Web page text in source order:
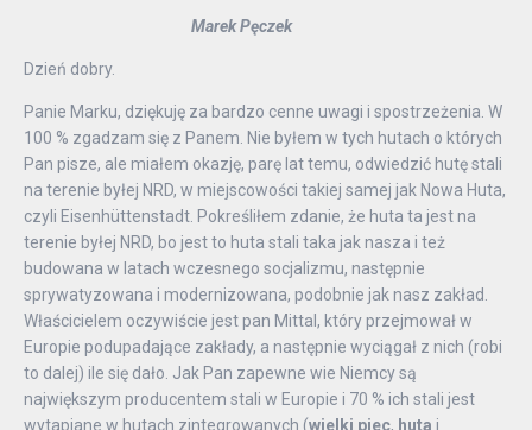
Marek Pęczek
Dzień dobry.
Panie Marku, dziękuję za bardzo cenne uwagi i spostrzeżenia. W
100 % zgadzam się z Panem. Nie byłem w tych hutach o których
Pan pisze, ale miałem okazję, parę lat temu, odwiedzić hutę stali
na terenie byłej NRD, w miejscowości takiej samej jak Nowa Huta,
czyli Eisenhüttenstadt. Pokreśliłem zdanie, że huta ta jest na
terenie byłej NRD, bo jest to huta stali taka jak nasza i też
budowana w latach wczesnego socjalizmu, następnie
sprywatyzowana i modernizowana, podobnie jak nasz zakład.
Właścicielem oczywiście jest pan Mittal, który przejmował w
Europie podupadające zakłady, a następnie wyciągał z nich (robi
to dalej) ile się dało. Jak Pan zapewne wie Niemcy są
największym producentem stali w Europie i 70 % ich stali jest
wytapiane w hutach zintegrowanych (wielki piec, huta i